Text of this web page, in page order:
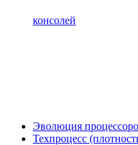
консолей
Эволюция
Техпроцесс